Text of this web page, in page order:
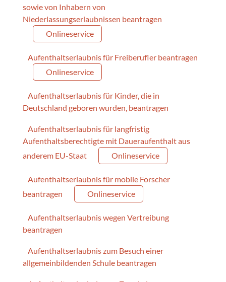
sowie von Inhabern von
Niederlassungserlaubnissen beantragen
Onlineservice
Aufenthaltserlaubnis für Freiberufler beantragen
Onlineservice
Aufenthaltserlaubnis für Kinder, die in
Deutschland geboren wurden, beantragen
Aufenthaltserlaubnis für langfristig
Aufenthaltsberechtigte mit Daueraufenthalt aus
anderem EU-Staat
Onlineservice
Aufenthaltserlaubnis für mobile Forscher
beantragen
Onlineservice
Aufenthaltserlaubnis wegen Vertreibung
beantragen
Aufenthaltserlaubnis zum Besuch einer
allgemeinbildenden Schule beantragen